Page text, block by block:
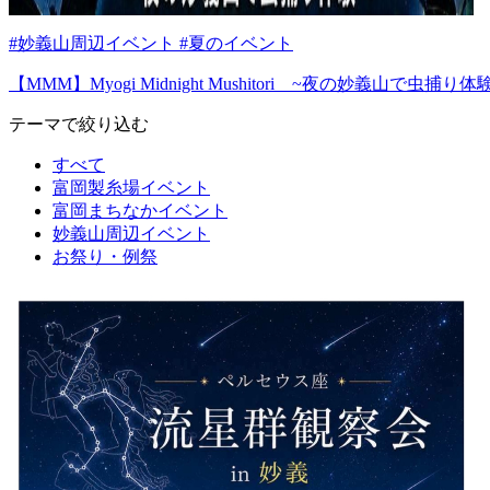
#妙義山周辺イベント #夏のイベント
【MMM】Myogi Midnight Mushitori ~夜の妙義山で虫捕り体
テーマで絞り込む
すべて
富岡製糸場イベント
富岡まちなかイベント
妙義山周辺イベント
お祭り・例祭